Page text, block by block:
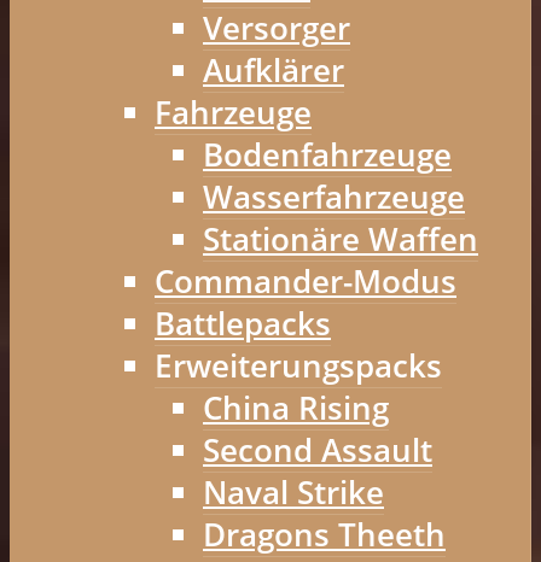
Versorger
Aufklärer
Fahrzeuge
Bodenfahrzeuge
Wasserfahrzeuge
Stationäre Waffen
Commander-Modus
Battlepacks
Erweiterungspacks
China Rising
Second Assault
Naval Strike
Dragons Theeth